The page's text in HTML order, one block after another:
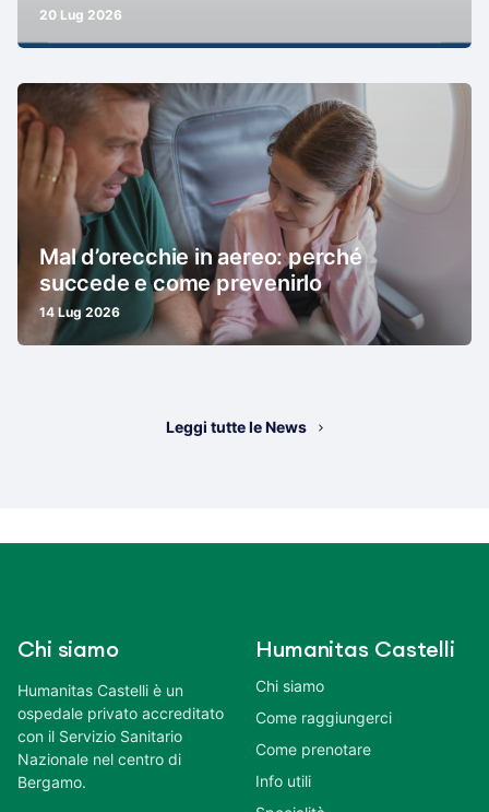
20 Lug 2026
Mal d’orecchie in aereo: perché
succede e come prevenirlo
14 Lug 2026
Leggi tutte le News
Chi siamo
Humanitas Castelli è un
ospedale privato accreditato
con il Servizio Sanitario
Nazionale nel centro di
Bergamo.
Humanitas Castelli
Chi siamo
Come raggiungerci
Come prenotare
Info utili